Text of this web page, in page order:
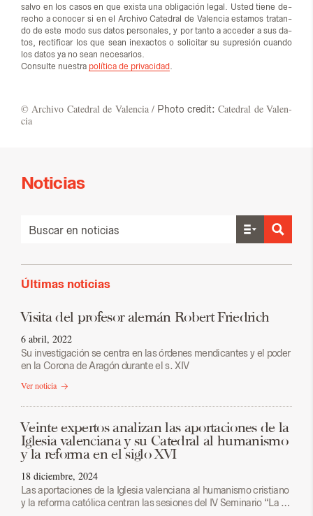
sal­vo en los ca­sos en que exis­ta una obli­ga­ción le­gal. Us­ted tie­ne de­
re­cho a co­no­cer si en el Ar­chi­vo Ca­te­dral de Va­len­cia es­ta­mos tra­tan­
do de este modo sus da­tos per­so­na­les, y por tan­to a ac­ce­der a sus da­
tos, rec­ti­fi­car los que sean inexac­tos o so­li­ci­tar su su­pre­sión cuan­do
los da­tos ya no sean ne­ce­sa­rios.
Con­sul­te nues­tra política de privacidad
© Ar­chi­vo Ca­te­dral de Va­len­cia / Photo credit: Ca­te­dral de Va­len­
cia
Noticias
Últimas noticias
Visita del profesor alemán Robert Friedrich
6 abril, 2022
Su investigación se centra en las órdenes mendicantes y el poder
en la Corona de Aragón durante el s. XIV
Ver noticia
Veinte expertos analizan las aportaciones de la
Iglesia valenciana y su Catedral al humanismo
y la reforma en el siglo XVI
18 diciembre, 2024
Las aportaciones de la Iglesia valenciana al humanismo cristiano
y la reforma católica centran las sesiones del IV Seminario “La …